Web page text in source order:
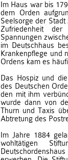
Im Haus war bis
dem Orden
Seelsorge der
Zufriedenheit
Spannungen
im Deutschhaus
Krankenpflege und
Ordens kam es
Das Hospiz und
des Deutschen
den mit ihm
wurde dann von
Thurn und Taxis
Abtretung des
Im Jahre 1884
wohltätigen